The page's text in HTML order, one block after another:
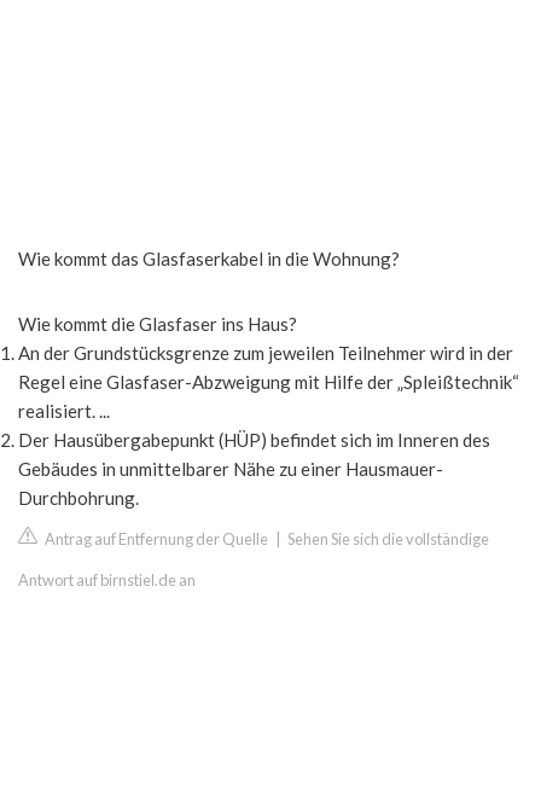
Wie kommt das Glasfaserkabel in die Wohnung?
Wie kommt die Glasfaser ins Haus?
An der Grundstücksgrenze zum jeweilen Teilnehmer wird in der
Regel eine Glasfaser-Abzweigung mit Hilfe der „Spleißtechnik“
realisiert. ...
Der Hausübergabepunkt (HÜP) befindet sich im Inneren des
Gebäudes in unmittelbarer Nähe zu einer Hausmauer-
Durchbohrung.
Antrag auf Entfernung der Quelle Sehen Sie sich die vollständige
Antwort auf birnstiel.de an